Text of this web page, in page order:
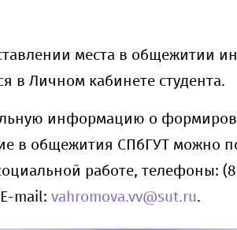
места в общежитии
в Личном кабинете студента.
информацию о
в общежития СПбГУТ можно
работе, телефоны:
mail: vahromova.vv@sut.ru.